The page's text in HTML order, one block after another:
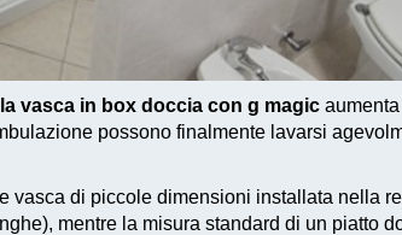
vasca in box doccia con g magic
possono finalmente lavarsi
di piccole dimensioni installata nella
mentre la misura standard di un piatto